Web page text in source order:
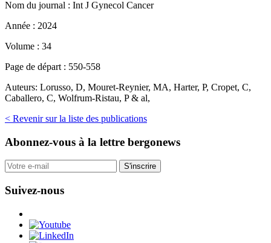
Nom du journal : Int J Gynecol Cancer
Année : 2024
Volume : 34
Page de départ : 550-558
Auteurs: Lorusso, D, Mouret-Reynier, MA, Harter, P, Cropet, C,
Caballero, C, Wolfrum-Ristau, P & al,
< Revenir sur la liste des publications
Abonnez-vous à la lettre bergonews
S'inscrire
Suivez-nous